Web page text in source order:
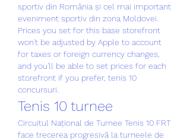
sportiv din România și cel mai important
eveniment sportiv din zona Moldovei.
Prices you set for this base storefront
won't be adjusted by Apple to account
for taxes or foreign currency changes,
and you'll be able to set prices for each
storefront if you prefer, tenis 10
concursuri.
Tenis 10 turnee
Circuitul Național de Turnee Tenis 10 FRT
face trecerea progresivă la turneele de